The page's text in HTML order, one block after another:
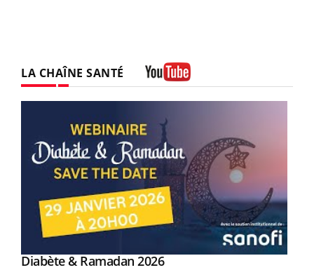
LA CHAÎNE SANTÉ
Youtube
Diabète & Ramadan 2026Youtube